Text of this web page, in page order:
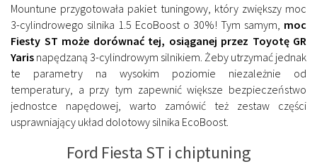
Mountune przygotowała pakiet tuningowy, który zwiększy moc
3-cylindrowego silnika 1.5 EcoBoost o 30%! Tym samym, moc
Fiesty ST może dorównać tej, osiąganej przez Toyotę GR
Yaris napędzaną 3-cylindrowym silnikiem. Żeby utrzymać jednak
te parametry na wysokim poziomie niezależnie od
temperatury, a przy tym zapewnić większe bezpieczeństwo
jednostce napędowej, warto zamówić też zestaw części
usprawniający układ dolotowy silnika EcoBoost.
Ford Fiesta ST i chiptuning